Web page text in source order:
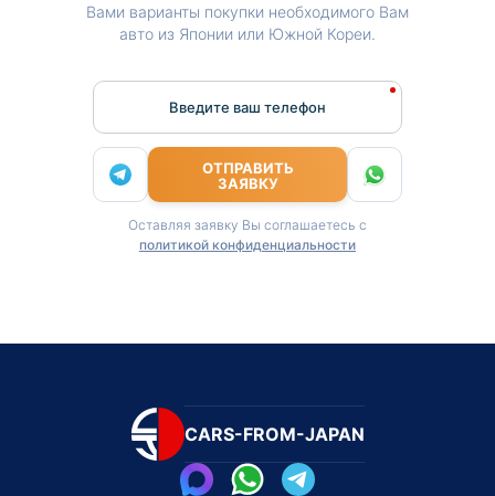
Вами варианты покупки необходимого Вам
авто из Японии или Южной Кореи.
Введите ваш телефон
ОТПРАВИТЬ
ЗАЯВКУ
Оставляя заявку Вы соглашаетесь с
политикой конфиденциальности
CARS-FROM-JAPAN